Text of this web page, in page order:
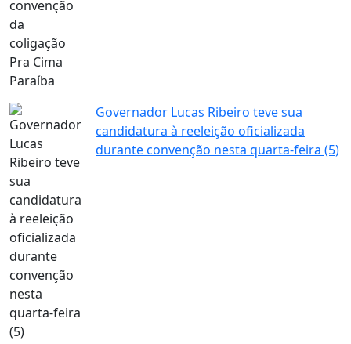
Governador Lucas Ribeiro teve sua
candidatura à reeleição oficializada
durante convenção nesta quarta-feira (5)